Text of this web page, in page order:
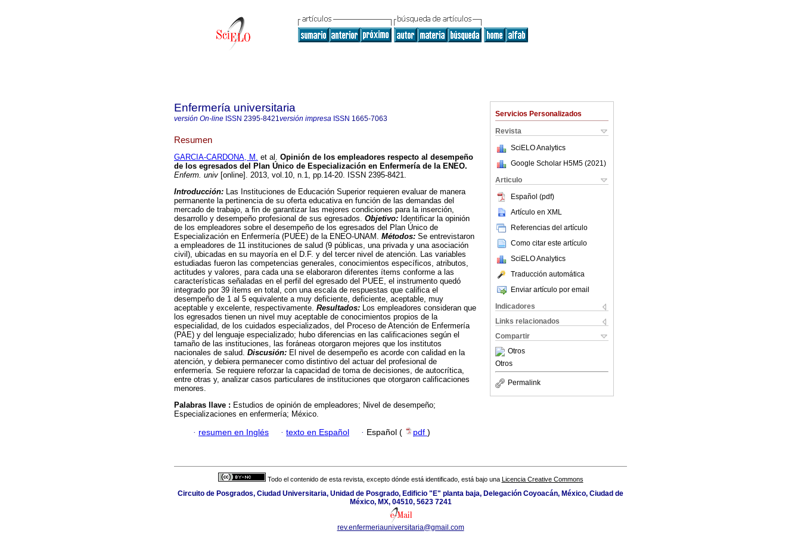
Servicios Personalizados
Revista
SciELO Analytics
Google Scholar H5M5 (2021 )
Articulo
Español (pdf)
Artículo en XML
Referencias del artículo
Como citar este artículo
SciELO Analytics
Traducción automática
Enviar artículo por email
Indicadores
Links relacionados
Compartir
Otros
Otros
Permalink
Enfermería universitaria
versión On-line ISSN 2395-8421versión impresa ISSN 1665-7063
Resumen
GARCIA-CARDONA, M. et al. Opinión de los empleadores respecto al desempeño
de los egresados del Plan Único de Especialización en Enfermería de la ENEO.
Enferm. univ [online]. 2013, vol.10, n.1, pp.14-20. ISSN 2395-8421.
Introducción: Las Instituciones de Educación Superior requieren evaluar de manera
permanente la pertinencia de su oferta educativa en función de las demandas del
mercado de trabajo, a fin de garantizar las mejores condiciones para la inserción,
desarrollo y desempeño profesional de sus egresados. Objetivo: Identificar la opinión
de los empleadores sobre el desempeño de los egresados del Plan Único de
Especialización en Enfermería (PUEE) de la ENEO-UNAM. Métodos: Se entrevistaron
a empleadores de 11 instituciones de salud (9 públicas, una privada y una asociación
civil), ubicadas en su mayoría en el D.F. y del tercer nivel de atención. Las variables
estudiadas fueron las competencias generales, conocimientos específicos, atributos,
actitudes y valores, para cada una se elaboraron diferentes ítems conforme a las
características señaladas en el perfil del egresado del PUEE, el instrumento quedó
integrado por 39 ítems en total, con una escala de respuestas que califica el
desempeño de 1 al 5 equivalente a muy deficiente, deficiente, aceptable, muy
aceptable y excelente, respectivamente. Resultados: Los empleadores consideran que
los egresados tienen un nivel muy aceptable de conocimientos propios de la
especialidad, de los cuidados especializados, del Proceso de Atención de Enfermería
(PAE) y del lenguaje especializado; hubo diferencias en las calificaciones según el
tamaño de las instituciones, las foráneas otorgaron mejores que los institutos
nacionales de salud. Discusión: El nivel de desempeño es acorde con calidad en la
atención, y debiera permanecer como distintivo del actuar del profesional de
enfermería. Se requiere reforzar la capacidad de toma de decisiones, de autocrítica,
entre otras y, analizar casos particulares de instituciones que otorgaron calificaciones
menores.
Palabras llave : Estudios de opinión de empleadores; Nivel de desempeño;
Especializaciones en enfermería; México.
· resumen en Inglés · texto en Español · Español ( pdf )
Todo el contenido de esta revista, excepto dónde está identificado, está bajo una Licencia Creative Commons
Circuito de Posgrados, Ciudad Universitaria, Unidad de Posgrado, Edificio "E" planta baja, Delegación Coyoacán, México, Ciudad de
México, MX, 04510, 5623 7241
rev.enfermeriauniversitaria@gmail.com